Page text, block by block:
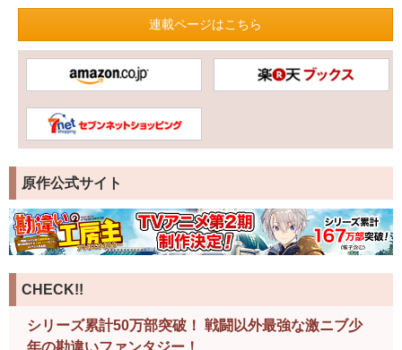
連載ページはこちら
原作公式サイト
CHECK!!
シリーズ累計50万部突破！ 戦闘以外最強な激ニブ少